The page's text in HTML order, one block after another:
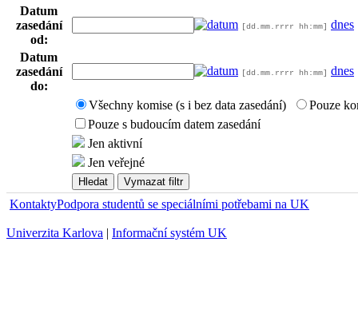
Datum
zasedání
od:
[dd.mm.rrrr hh:mm] dnes
Datum
zasedání
do:
[dd.mm.rrrr hh:mm] dnes
Všechny komise (s i bez data zasedání)
Pouze
Pouze s budoucím datem zasedání
Jen aktivní
Jen veřejné
KontaktyPodpora studentů se speciálními potřebami na UK
Univerzita Karlova | Informační systém UK